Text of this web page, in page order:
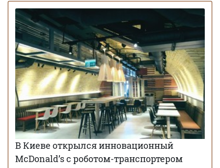
В Киеве открылся инновационный
McDonald’s с роботом-транспортером